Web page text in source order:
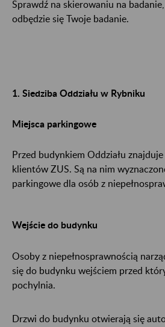
Sprawdź na skierowaniu na
odbędzie się Twoje badanie.
1. Siedziba Oddziału w Rybniku
Miejsca parkingowe
Przed budynkiem Oddziału
klientów ZUS. Są na nim
parkingowe dla osób z
Wejście do budynku
Osoby z niepełnosprawnością
się do budynku wejściem przed
pochylnia.
Drzwi do budynku otwierają się